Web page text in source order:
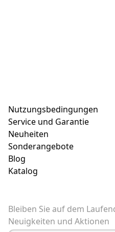
Nutzungsbedingungen
Service und Garantie
Neuheiten
Sonderangebote
Blog
Katalog
Bleiben Sie auf dem
Neuigkeiten und Aktionen